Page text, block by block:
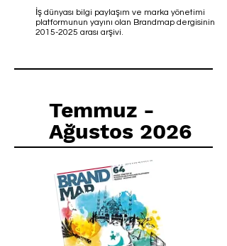
İş dünyası bilgi paylaşım ve marka yönetimi
platformunun yayını olan Brandmap dergisinin
2015-2025 arası arşivi.
Temmuz -
Ağustos 2026